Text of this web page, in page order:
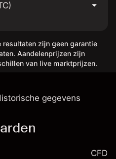
resultaten zijn geen garantie
Aandelenprijzen zijn
van live marktprijzen.
gegevens
CFD